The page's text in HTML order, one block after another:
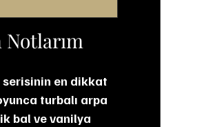
Notlarım
serisinin en dikkat
turbalı arpa
bal ve vanilya